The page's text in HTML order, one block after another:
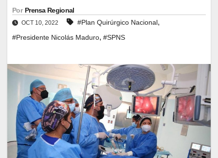
Por Prensa Regional
OCT 10, 2022 #Plan Quirúrgico Nacional,
#Presidente Nicolás Maduro, #SPNS